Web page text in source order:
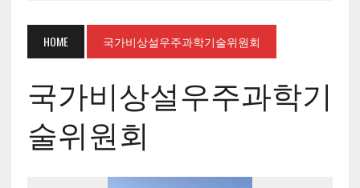
HOME 국가비상설우주과학기술위원회
국가비상설우주과학기
술위원회